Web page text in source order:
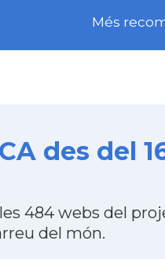
Més
des del
484 webs del
del món.